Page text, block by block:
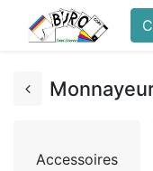
Accessoires